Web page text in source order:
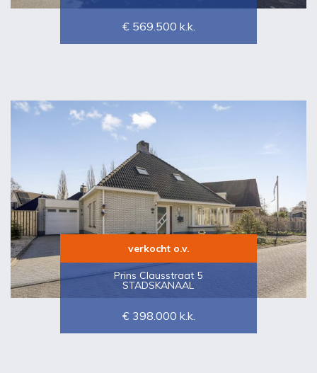
€ 569.500 k.k.
verkocht o.v.
Prins Clausstraat 5
STADSKANAAL
€ 398.000 k.k.